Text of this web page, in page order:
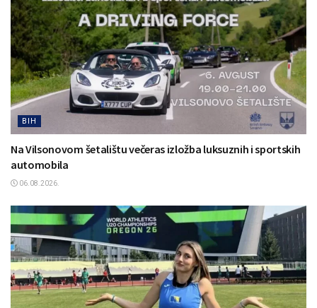
BIH
Na Vilsonovom šetalištu večeras izložba luksuznih i sportskih
automobila
06.08.2026.